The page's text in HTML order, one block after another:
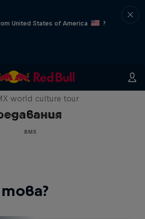
United States of America
?
Shotgun
world culture tour
1 сезон · 4 епизоди
BMX